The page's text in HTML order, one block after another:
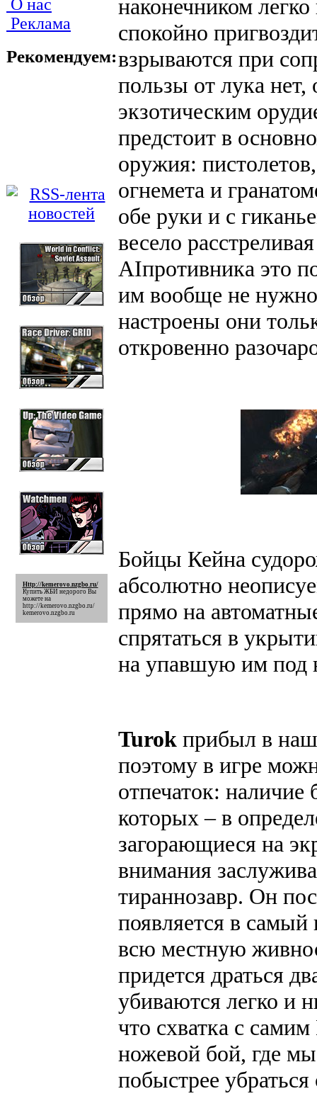
О нас
Реклама
Рекомендуем:
Http://kemerovo.nzgbo.ru/
Купить ЖБИ недорого Вы
можете на
http://kemerovo.nzgbo.ru/
kemerovo.nzgbo.ru
наконечником
спокойно
взрываются при
пользы от лука нет,
экзотическим
предстоит в
оружия:
огнемета и
обе руки и с
весело
AIпротивника это
им вообще не нужно
настроены они
откровенно
Бойцы Кейна
абсолютно
прямо на
спрятаться в
на упавшую им под
Turok прибыл в
поэтому в игре
отпечаток:
которых – в
загорающиеся на
внимания
тираннозавр. Он
появляется в
всю местную
придется драться
убиваются легко и
что схватка с
ножевой бой, где
побыстрее